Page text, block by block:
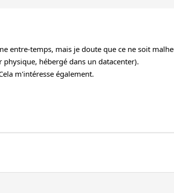
entre-temps, mais je doute que ce ne soit
hébergé dans un datacenter).
m'intéresse également.